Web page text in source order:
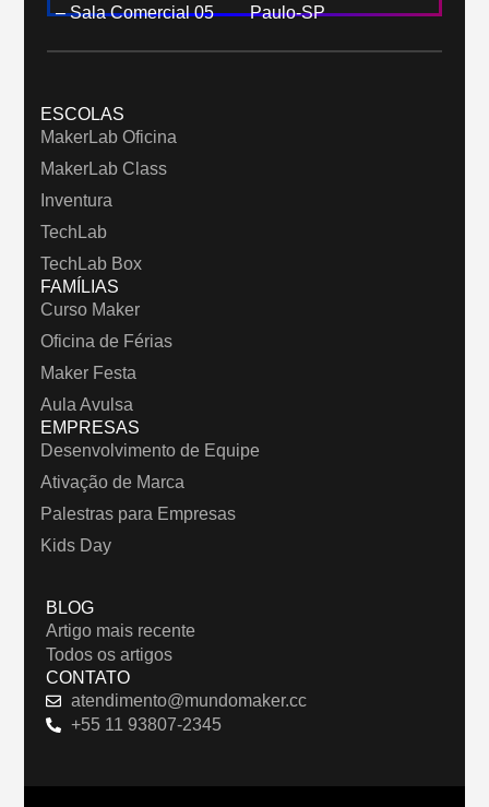
– Sala Comercial 05
Paulo-SP
ESCOLAS
MakerLab Oficina
MakerLab Class
Inventura
TechLab
TechLab Box
FAMÍLIAS
Curso Maker
Oficina de Férias
Maker Festa
Aula Avulsa
EMPRESAS
Desenvolvimento de Equipe
Ativação de Marca
Palestras para Empresas
Kids Day
BLOG
Artigo mais recente
Todos os artigos
CONTATO
atendimento@mundomaker.cc
+55 11 93807-2345